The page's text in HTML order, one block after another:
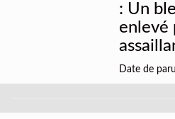
: Un
enlevé
Date de